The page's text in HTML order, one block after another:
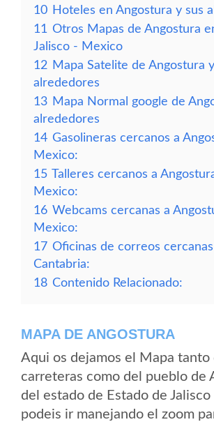
10 Hoteles en Angostura y sus
11 Otros Mapas de Angostura
Jalisco - Mexico
12 Mapa Satelite de Angostura
alrededores
13 Mapa Normal google de
alrededores
14 Gasolineras cercanos a
Mexico:
15 Talleres cercanos a
Mexico:
16 Webcams cercanas a
Mexico:
17 Oficinas de correos
Cantabria:
18 Contenido Relacionado:
MAPA DE ANGOSTURA
Aqui os dejamos el Mapa tanto
carreteras como del pueblo de
del estado de Estado de
podeis ir manejando el zoom